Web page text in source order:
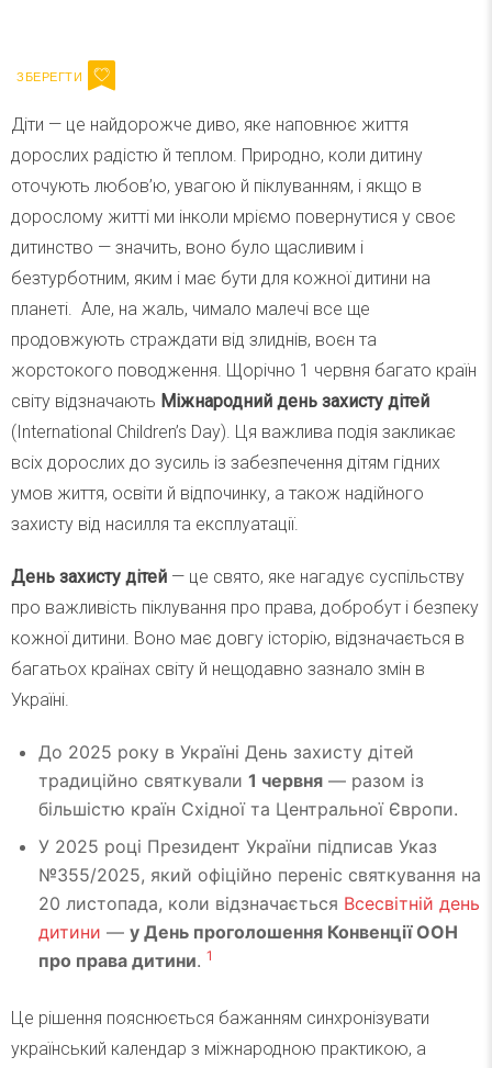
Діти — це найдорожче диво, яке наповнює життя
дорослих радістю й теплом. Природно, коли дитину
оточують любов’ю, увагою й піклуванням, і якщо в
дорослому житті ми інколи мріємо повернутися у своє
дитинство — значить, воно було щасливим і
безтурботним, яким і має бути для кожної дитини на
планеті. Але, на жаль, чимало малечі все ще
продовжують страждати від злиднів, воєн та
жорстокого поводження. Щорічно 1 червня багато країн
світу відзначають Міжнародний день захисту дітей
(International Children’s Day). Ця важлива подія закликає
всіх дорослих до зусиль із забезпечення дітям гідних
умов життя, освіти й відпочинку, а також надійного
захисту від насилля та експлуатації.
День захисту дітей — це свято, яке нагадує суспільству
про важливість піклування про права, добробут і безпеку
кожної дитини. Воно має довгу історію, відзначається в
багатьох країнах світу й нещодавно зазнало змін в
Україні.
До 2025 року в Україні День захисту дітей
традиційно святкували 1 червня — разом із
більшістю країн Східної та Центральної Європи.
У 2025 році Президент України підписав Указ
№355/2025, який офіційно переніс святкування на
20 листопада, коли відзначається Всесвітній день
дитини — у День проголошення Конвенції ООН
про права дитини. 1
Це рішення пояснюється бажанням синхронізувати
український календар з міжнародною практикою, а